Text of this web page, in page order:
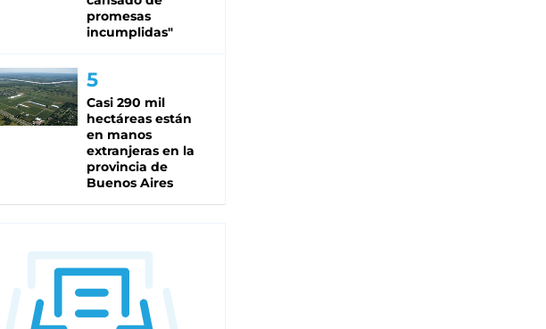
promesas
incumplidas"
Casi 290 mil
hectáreas están
en manos
extranjeras en la
provincia de
Buenos Aires